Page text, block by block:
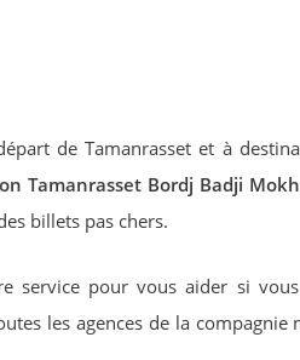
de Tamanrasset et à
Tamanrasset Bordj Badji
billets pas chers.
service pour vous aider si
les agences de la